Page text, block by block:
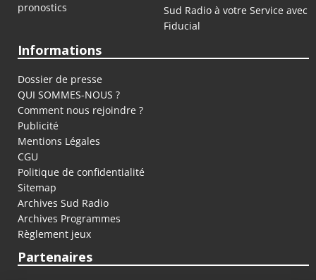
pronostics
Sud Radio à votre Service avec
Fiducial
Informations
Dossier de presse
QUI SOMMES-NOUS ?
Comment nous rejoindre ?
Publicité
Mentions Légales
CGU
Politique de confidentialité
Sitemap
Archives Sud Radio
Archives Programmes
Règlement jeux
Partenaires